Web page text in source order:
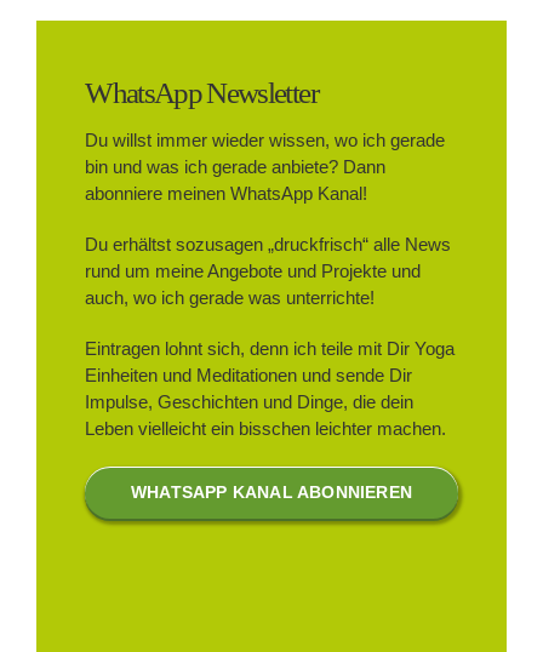
WhatsApp Newsletter
Du willst immer wieder wissen, wo ich gerade
bin und was ich gerade anbiete? Dann
abonniere meinen WhatsApp Kanal!
Du erhältst sozusagen „druckfrisch“ alle News
rund um meine Angebote und Projekte und
auch, wo ich gerade was unterrichte!
Eintragen lohnt sich, denn ich teile mit Dir Yoga
Einheiten und Meditationen und sende Dir
Impulse, Geschichten und Dinge, die dein
Leben vielleicht ein bisschen leichter machen.
WHATSAPP KANAL ABONNIEREN